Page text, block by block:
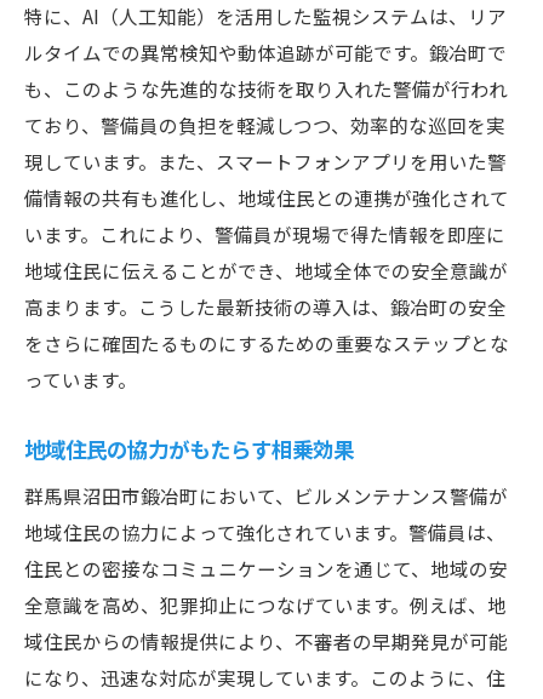
特に、AI（人工知能）を活用した監視システムは、リア
ルタイムでの異常検知や動体追跡が可能です。鍛冶町で
も、このような先進的な技術を取り入れた警備が行われ
ており、警備員の負担を軽減しつつ、効率的な巡回を実
現しています。また、スマートフォンアプリを用いた警
備情報の共有も進化し、地域住民との連携が強化されて
います。これにより、警備員が現場で得た情報を即座に
地域住民に伝えることができ、地域全体での安全意識が
高まります。こうした最新技術の導入は、鍛冶町の安全
をさらに確固たるものにするための重要なステップとな
っています。
地域住民の協力がもたらす相乗効果
群馬県沼田市鍛冶町において、ビルメンテナンス警備が
地域住民の協力によって強化されています。警備員は、
住民との密接なコミュニケーションを通じて、地域の安
全意識を高め、犯罪抑止につなげています。例えば、地
域住民からの情報提供により、不審者の早期発見が可能
になり、迅速な対応が実現しています。このように、住